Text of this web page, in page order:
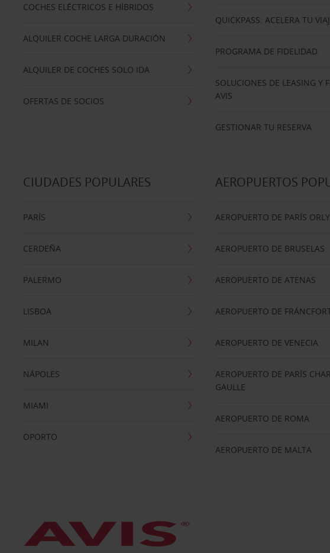
COCHES ELÉCTRICOS E HÍBRIDOS
ALQUILER COCHE LARGA DURACIÓN
ALQUILER DE COCHES SOLO IDA
OFERTAS DE SOCIOS
QUICKPASS: ACELERA TU
PROGRAMA DE FIDELIDAD
SOLUCIONES DE LEASING Y
AVIS
GESTIONAR TU RESERVA
CIUDADES POPULARES
PARÍS
CERDEÑA
PALERMO
LISBOA
MILAN
NÁPOLES
MIAMI
OPORTO
AEROPUERTOS
AEROPUERTO DE PARÍS ORLY
AEROPUERTO DE BRUSELAS
AEROPUERTO DE ATENAS
AEROPUERTO DE
AEROPUERTO DE VENECIA
AEROPUERTO DE PARÍS
GAULLE
AEROPUERTO DE ROMA
AEROPUERTO DE MALTA